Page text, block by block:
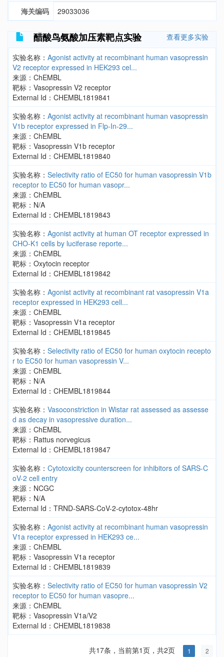
海关编码 29033036
醋酸鸟氨酸加压素靶点实验 查看更多实验
实验名称： Agonist activity at recombinant human vasopressin
V2 receptor expressed in HEK293 cel...
来源：ChEMBL
靶标：Vasopressin V2 receptor
External Id：CHEMBL1819841
实验名称： Agonist activity at recombinant human vasopressin
V1b receptor expressed in Flp-In-29...
来源：ChEMBL
靶标：Vasopressin V1b receptor
External Id：CHEMBL1819840
实验名称： Selectivity ratio of EC50 for human vasopressin V1b
receptor to EC50 for human vasopr...
来源：ChEMBL
靶标：N/A
External Id：CHEMBL1819843
实验名称： Agonist activity at human OT receptor expressed in
CHO-K1 cells by luciferase reporte...
来源：ChEMBL
靶标：Oxytocin receptor
External Id：CHEMBL1819842
实验名称： Agonist activity at recombinant rat vasopressin V1a
receptor expressed in HEK293 cell...
来源：ChEMBL
靶标：Vasopressin V1a receptor
External Id：CHEMBL1819845
实验名称： Selectivity ratio of EC50 for human oxytocin recepto
r to EC50 for human vasopressin V...
来源：ChEMBL
靶标：N/A
External Id：CHEMBL1819844
实验名称： Vasoconstriction in Wistar rat assessed as assesse
d as decay in vasopressive duration...
来源：ChEMBL
靶标：Rattus norvegicus
External Id：CHEMBL1819847
实验名称： Cytotoxicity counterscreen for inhibitors of SARS-C
oV-2 cell entry
来源：NCGC
靶标：N/A
External Id：TRND-SARS-CoV-2-cytotox-48hr
实验名称： Agonist activity at recombinant human vasopressin
V1a receptor expressed in HEK293 ce...
来源：ChEMBL
靶标：Vasopressin V1a receptor
External Id：CHEMBL1819839
实验名称： Selectivity ratio of EC50 for human vasopressin V2
receptor to EC50 for human vasopre...
来源：ChEMBL
靶标：Vasopressin V1a/V2
External Id：CHEMBL1819838
共17条，当前第1页，共2页 1 2